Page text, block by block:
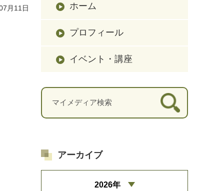
月11日 ホーム
プロフィール
イベント・講座
アーカイブ
2026年